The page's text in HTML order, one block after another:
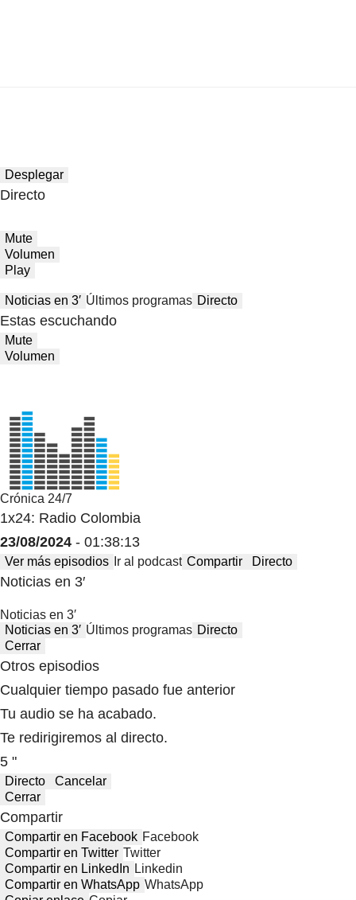
Desplegar
Directo
Mute
Volumen
Play
Noticias en 3′ Últimos programas Directo
Estas escuchando
Mute
Volumen
Crónica 24/7
1x24: Radio Colombia
23/08/2024 - 01:38:13
Ver más episodios Ir al podcast Compartir Directo
Noticias en 3′
Noticias en 3′
Noticias en 3′ Últimos programas Directo
Cerrar
Otros episodios
Cualquier tiempo pasado fue anterior
Tu audio se ha acabado.
Te redirigiremos al directo.
5 "
Directo
Cancelar
Cerrar
Compartir
Compartir en Facebook Facebook
Compartir en Twitter Twitter
Compartir en LinkedIn Linkedin
Compartir en WhatsApp WhatsApp